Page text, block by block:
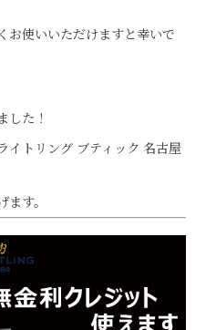
お使いいただけますと幸いで
した！
イトリング ブティック 名古屋
す。